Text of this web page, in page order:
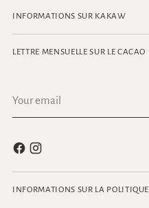
INFORMATIONS SUR KAKAW
LETTRE MENSUELLE SUR LE CACAO
mail
INFORMATIONS SUR LA POLITIQUE